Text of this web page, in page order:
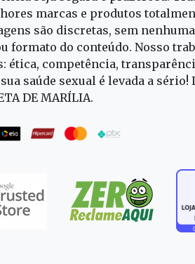
marcas e produtos
são discretas, sem
formato do conteúdo. Nosso
ética, competência,
saúde sexual é levada a sério!
DE MARÍLIA.